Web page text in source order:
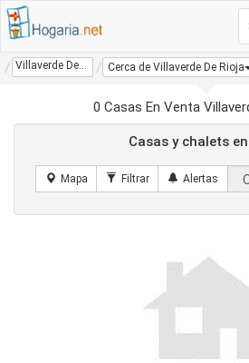
Villaverde De Rioja Cerca de Villaverde De Rioja
0 Casas En Venta
Casas y chalets